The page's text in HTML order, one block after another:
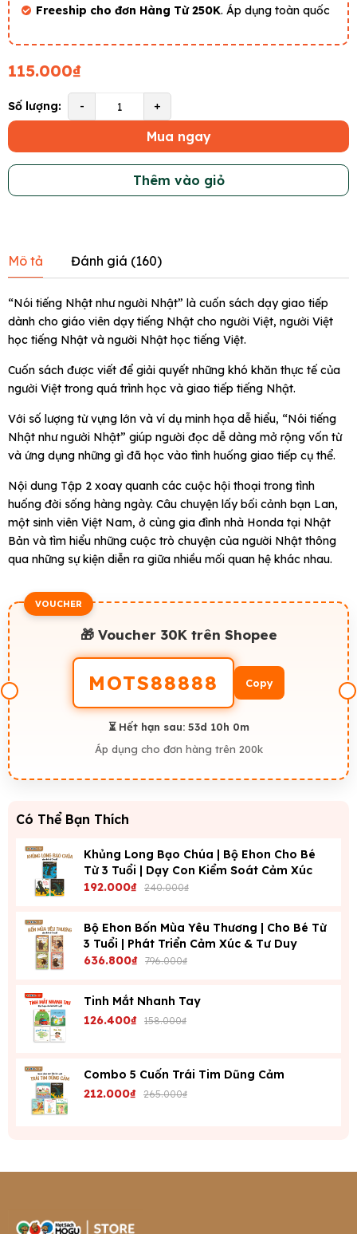
Freeship cho đơn Hàng Từ 250K. Áp dụng toàn quốc
115.000₫
Số lượng: - +
Mua ngay
Thêm vào giỏ
Mô tả Đánh giá (160)
“Nói tiếng Nhật như người Nhật” là cuốn sách dạy giao tiếp
dành cho giáo viên dạy tiếng Nhật cho người Việt, người Việt
học tiếng Nhật và người Nhật học tiếng Việt.
Cuốn sách được viết để giải quyết những khó khăn thực tế của
người Việt trong quá trình học và giao tiếp tiếng Nhật.
Với số lượng từ vựng lớn và ví dụ minh họa dễ hiểu, “Nói tiếng
Nhật như người Nhật” giúp người đọc dễ dàng mở rộng vốn từ
và ứng dụng những gì đã học vào tình huống giao tiếp cụ thể.
Nội dung Tập 2 xoay quanh các cuộc hội thoại trong tình
huống đời sống hàng ngày. Câu chuyện lấy bối cảnh bạn Lan,
một sinh viên Việt Nam, ở cùng gia đình nhà Honda tại Nhật
Bản và tìm hiểu những cuộc trò chuyện của người Nhật thông
qua những sự kiện diễn ra giữa nhiều mối quan hệ khác nhau.
VOUCHER
🎁 Voucher 30K trên Shopee
MOTS88888 Copy
⏳ Hết hạn sau: 53d 10h 0m
Áp dụng cho đơn hàng trên 200k
Có Thể Bạn Thích
Khủng Long Bạo Chúa | Bộ Ehon Cho Bé
Từ 3 Tuổi | Dạy Con Kiểm Soát Cảm Xúc
192.000₫ 240.000₫
Bộ Ehon Bốn Mùa Yêu Thương | Cho Bé Từ
3 Tuổi | Phát Triển Cảm Xúc & Tư Duy
636.800₫ 796.000₫
Tinh Mắt Nhanh Tay
126.400₫ 158.000₫
Combo 5 Cuốn Trái Tim Dũng Cảm
212.000₫ 265.000₫